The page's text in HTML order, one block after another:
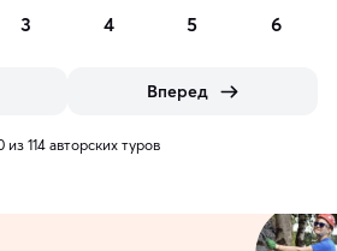
3 4 5 6
Вперед
из 114 авторских туров